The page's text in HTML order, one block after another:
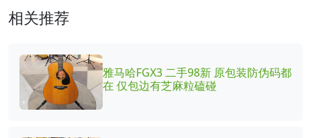
相关推荐
雅马哈FGX3 二手98新 原包装防伪码都
在 仅包边有芝麻粒磕碰